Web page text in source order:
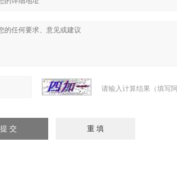
请输入计算结果（填写